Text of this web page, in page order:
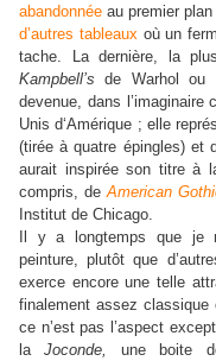
abandonnée au premier
d’autres tableaux où un
tache. La dernière, la
Kampbell’s de Warhol ou
devenue, dans l’imaginaire
Unis d‘Amérique ; elle
(tirée à quatre épingles) et
aurait inspirée son titre à
compris, de American
Institut de Chicago.
Il y a longtemps que je
peinture, plutôt que
exerce encore une telle
finalement assez
ce n’est pas l’aspect
laJoconde,
une boite